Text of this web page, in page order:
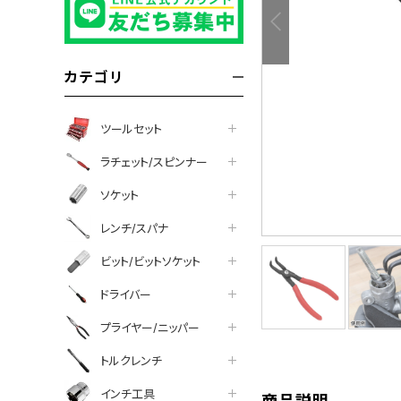
カテゴリ
ツールセット
ラチェット/スピンナー
ソケット
レンチ/スパナ
ビット/ビットソケット
ドライバー
プライヤー/ニッパー
トルクレンチ
インチ工具
facebook
line